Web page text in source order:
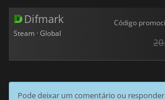
Difmark
Steam · Global
Código
Pode deixar um comentário ou